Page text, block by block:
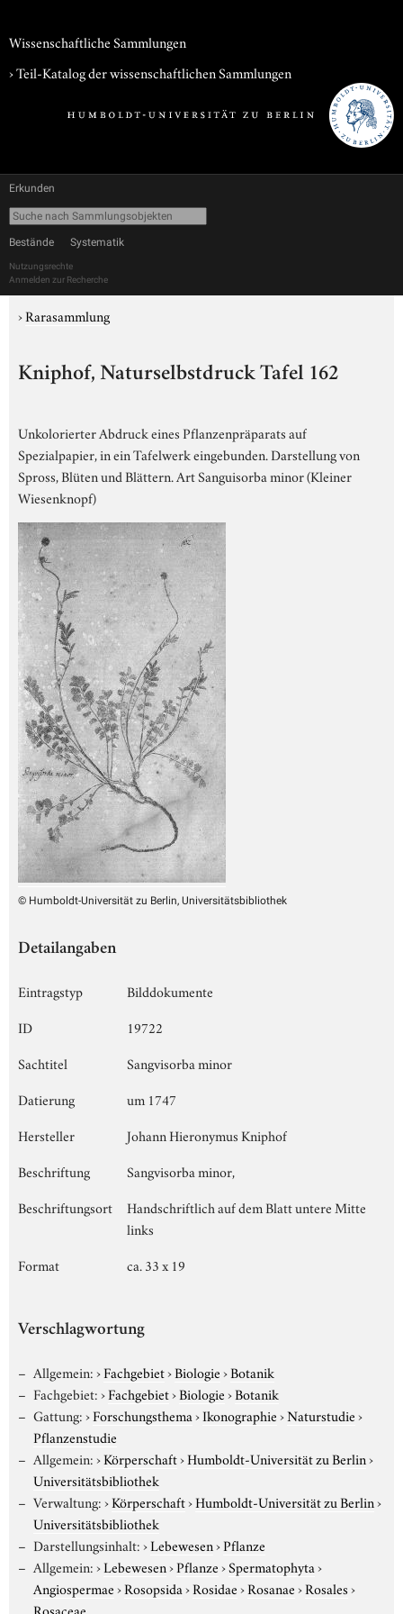
Wissenschaftliche Sammlungen
› Teil-Katalog der wissenschaftlichen Sammlungen
Erkunden
Bestände Systematik
Nutzungsrechte
Anmelden zur Recherche
›Rarasammlung
Kniphof, Naturselbstdruck Tafel 162
Unkolorierter Abdruck eines Pflanzenpräparats auf
Spezialpapier, in ein Tafelwerk eingebunden. Darstellung von
Spross, Blüten und Blättern. Art Sanguisorba minor (Kleiner
Wiesenknopf)
© Humboldt-Universität zu Berlin, Universitätsbibliothek
Detailangaben
Eintragstyp
Bilddokumente
ID
19722
Sachtitel
Sangvisorba minor
Datierung
um 1747
Hersteller
Johann Hieronymus Kniphof
Beschriftung
Sangvisorba minor,
Beschriftungsort
Handschriftlich auf dem Blatt untere Mitte
links
Format
ca. 33 x 19
Verschlagwortung
Allgemein:›Fachgebiet›Biologie›Botanik
Fachgebiet:›Fachgebiet›Biologie›Botanik
Gattung:›Forschungsthema›Ikonographie›Naturstudie›
Pflanzenstudie
Allgemein:›Körperschaft›Humboldt-Universität zu Berlin›
Universitätsbibliothek
Verwaltung:›Körperschaft›Humboldt-Universität zu Berlin›
Universitätsbibliothek
Darstellungsinhalt:›Lebewesen›Pflanze
Allgemein:›Lebewesen›Pflanze›Spermatophyta›
Angiospermae›Rosopsida›Rosidae›Rosanae›Rosales›
Rosaceae